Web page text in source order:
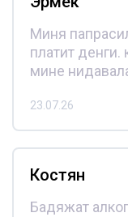
Миня
платит денги.
мине
23.07.26
Костян
Бадяжат